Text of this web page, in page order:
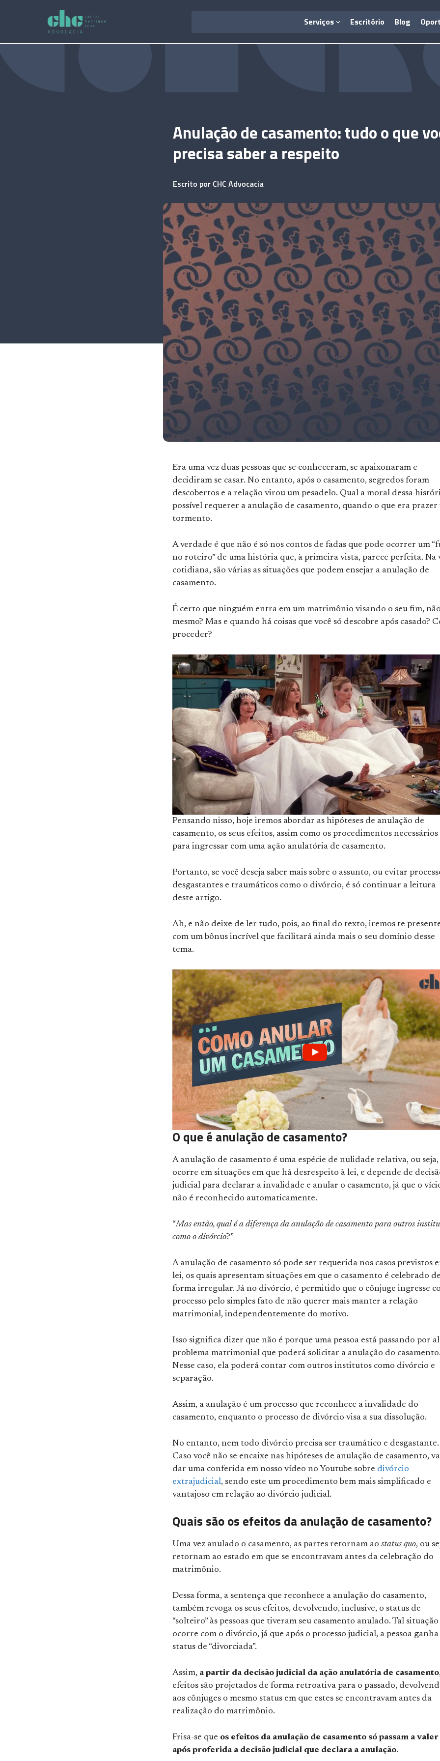
Serviços Escritório Blog
Anulação de casamento: tudo o que
precisa saber a respeito
Escrito por CHC Advocacia
Era uma vez duas pessoas que se conheceram, se apaixonaram e
decidiram se casar. No entanto, após o casamento, segredos foram
descobertos e a relação virou um pesadelo. Qual a moral dessa
possível requerer a anulação de casamento, quando o que era
tormento.
A verdade é que não é só nos contos de fadas que pode ocorrer um
no roteiro” de uma história que, à primeira vista, parece perfeita. Na
cotidiana, são várias as situações que podem ensejar a anulação de
casamento.
É certo que ninguém entra em um matrimônio visando o seu fim,
mesmo? Mas e quando há coisas que você só descobre após casado?
proceder?
Pensando nisso, hoje iremos abordar as hipóteses de anulação de
casamento, os seus efeitos, assim como os procedimentos necessários
para ingressar com uma ação anulatória de casamento.
Portanto, se você deseja saber mais sobre o assunto, ou evitar
desgastantes e traumáticos como o divórcio, é só continuar a leitura
deste artigo.
Ah, e não deixe de ler tudo, pois, ao final do texto, iremos te
com um bônus incrível que facilitará ainda mais o seu domínio desse
tema.
O que é anulação de casamento?
A anulação de casamento é uma espécie de nulidade relativa, ou seja,
ocorre em situações em que há desrespeito à lei, e depende de
judicial para declarar a invalidade e anular o casamento, já que o
não é reconhecido automaticamente.
“Mas então, qual é a diferença da anulação de casamento para outros
como o divórcio?”
A anulação de casamento só pode ser requerida nos casos previstos
lei, os quais apresentam situações em que o casamento é celebrado
forma irregular. Já no divórcio, é permitido que o cônjuge ingresse
processo pelo simples fato de não querer mais manter a relação
matrimonial, independentemente do motivo.
Isso significa dizer que não é porque uma pessoa está passando por
problema matrimonial que poderá solicitar a anulação do
Nesse caso, ela poderá contar com outros institutos como divórcio e
separação.
Assim, a anulação é um processo que reconhece a invalidade do
casamento, enquanto o processo de divórcio visa a sua dissolução.
No entanto, nem todo divórcio precisa ser traumático e desgastante.
Caso você não se encaixe nas hipóteses de anulação de casamento,
dar uma conferida em nosso vídeo no Youtube sobre divórcio
extrajudicial, sendo este um procedimento bem mais simplificado e
vantajoso em relação ao divórcio judicial.
Quais são os efeitos da anulação de casamento?
Uma vez anulado o casamento, as partes retornam ao status quo, ou
retornam ao estado em que se encontravam antes da celebração do
matrimônio.
Dessa forma, a sentença que reconhece a anulação do casamento,
também revoga os seus efeitos, devolvendo, inclusive, o status de
“solteiro” às pessoas que tiveram seu casamento anulado. Tal
ocorre com o divórcio, já que após o processo judicial, a pessoa ganha
status de “divorciada”.
Assim, a partir da decisão judicial da ação anulatória de casamento
efeitos são projetados de forma retroativa para o passado,
aos cônjuges o mesmo status em que estes se encontravam antes da
realização do matrimônio.
Frisa-se que os efeitos da anulação de casamento só passam a valer
após proferida a decisão judicial que declara a anulação.